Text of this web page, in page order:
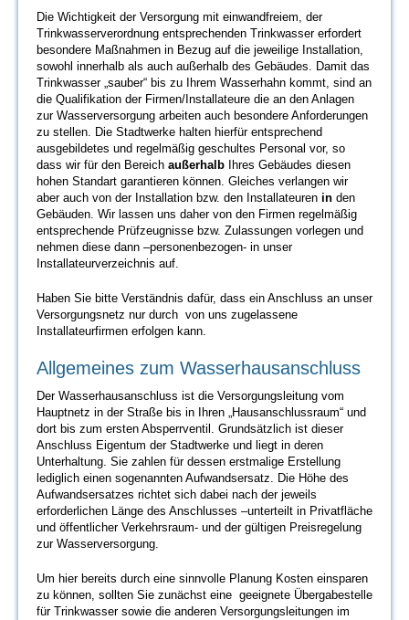
Die Wichtigkeit der Versorgung mit einwandfreiem, der
Trinkwasserverordnung entsprechenden Trinkwasser erfordert
besondere Maßnahmen in Bezug auf die jeweilige Installation,
sowohl innerhalb als auch außerhalb des Gebäudes. Damit das
Trinkwasser „sauber“ bis zu Ihrem Wasserhahn kommt, sind an
die Qualifikation der Firmen/Installateure die an den Anlagen
zur Wasserversorgung arbeiten auch besondere Anforderungen
zu stellen. Die Stadtwerke halten hierfür entsprechend
ausgebildetes und regelmäßig geschultes Personal vor, so
dass wir für den Bereich außerhalb
Ihres Gebäudes diesen
hohen Standart garantieren können. Gleiches verlangen wir
aber auch von der Installation bzw. den Installateuren in den
Gebäuden. Wir lassen uns daher von den Firmen regelmäßig
entsprechende Prüfzeugnisse bzw. Zulassungen vorlegen und
nehmen diese dann –personenbezogen- in unser
Installateurverzeichnis auf.
Haben Sie bitte Verständnis dafür, dass ein Anschluss an unser
Versorgungsnetz nur durch von uns zugelassene
Installateurfirmen erfolgen kann.
Allgemeines zum Wasserhausanschluss
Der Wasserhausanschluss ist die Versorgungsleitung vom
Hauptnetz in der Straße bis in Ihren „Hausanschlussraum“ und
dort bis zum ersten Absperrventil. Grundsätzlich ist dieser
Anschluss Eigentum der Stadtwerke und liegt in deren
Unterhaltung. Sie zahlen für dessen erstmalige Erstellung
lediglich einen sogenannten Aufwandsersatz. Die Höhe des
Aufwandsersatzes richtet sich dabei nach der jeweils
erforderlichen Länge des Anschlusses –unterteilt in Privatfläche
und öffentlicher Verkehrsraum- und der gültigen Preisregelung
zur Wasserversorgung.
Um hier bereits durch eine sinnvolle Planung Kosten einsparen
zu können, sollten Sie zunächst eine geeignete Übergabestelle
für Trinkwasser sowie die anderen Versorgungsleitungen im